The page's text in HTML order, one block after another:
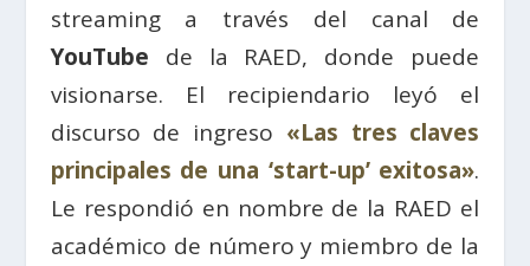
streaming a través del canal de
YouTube de la RAED, donde puede
visionarse. El recipiendario leyó el
discurso de ingreso «Las tres claves
principales de una ‘start-up’ exitosa».
Le respondió en nombre de la RAED el
académico de número y miembro de la